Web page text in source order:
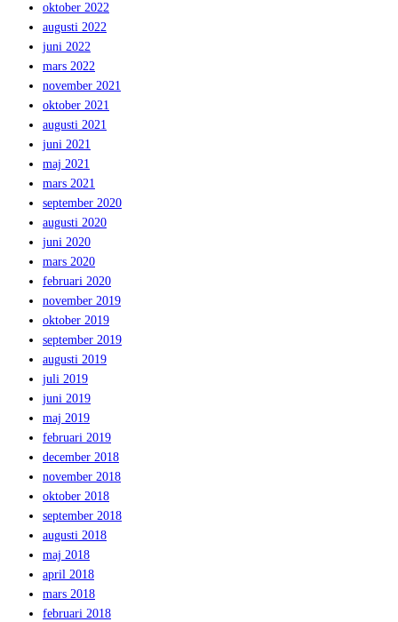
oktober 2022
augusti 2022
juni 2022
mars 2022
november 2021
oktober 2021
augusti 2021
juni 2021
maj 2021
mars 2021
september 2020
augusti 2020
juni 2020
mars 2020
februari 2020
november 2019
oktober 2019
september 2019
augusti 2019
juli 2019
juni 2019
maj 2019
februari 2019
december 2018
november 2018
oktober 2018
september 2018
augusti 2018
maj 2018
april 2018
mars 2018
februari 2018